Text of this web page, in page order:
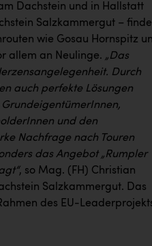
Dachstein und in Hallstatt
Salzkammergut –
wie Gosau Hornspitz
allem an Neulinge. „Das
Durch
auch perfekte Lösungen
und den
Nachfrage nach Touren
das Angebot „Rumpler
, so Mag. (FH) Christian
Salzkammergut. Das
des EU-